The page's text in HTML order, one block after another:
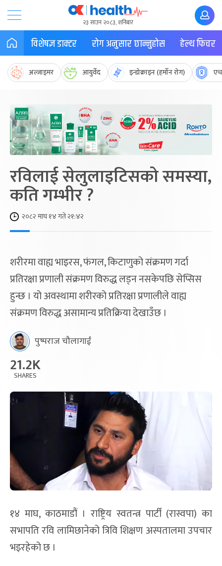
२३ साउन २०८३, शनिबार
विशेषज्ञ डाक्टर रोग अनुसार छान्नुहोस हेल्थ फिचर
अल्जाइमर आयुर्वेद इन्डोक्राइन (हर्मोन रोग)
रविलाई सेलुलाइटिसको समस्या,
कति गम्भीर ?
२०८२ माघ १४ गते २१:४२
शरीरमा वाह्य भाइरस, फंगल, किटाणुको संक्रमण गर्दा
प्रतिरक्षा प्रणाली संक्रमण विरुद्ध लड्न नसकेपछि सेप्सिस
हुन्छ । यो अवस्थामा शरीरको प्रतिरक्षा प्रणालीले वाह्य
संक्रमण विरुद्ध असामान्य प्रतिक्रिया देखाउँछ ।
पुष्पराज चौलागाईं
21.2K
SHARES
१४ माघ, काठमाडौं । राष्ट्रिय स्वतन्त्र पार्टी (रास्वपा) का
सभापति रवि लामिछानेको त्रिवि शिक्षण अस्पतालमा उपचार
भइरहेको छ ।